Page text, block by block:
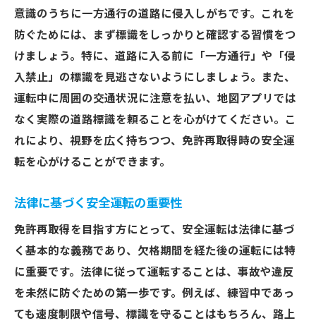
意識のうちに一方通行の道路に侵入しがちです。これを
防ぐためには、まず標識をしっかりと確認する習慣をつ
けましょう。特に、道路に入る前に「一方通行」や「侵
入禁止」の標識を見逃さないようにしましょう。また、
運転中に周囲の交通状況に注意を払い、地図アプリでは
なく実際の道路標識を頼ることを心がけてください。こ
れにより、視野を広く持ちつつ、免許再取得時の安全運
転を心がけることができます。
法律に基づく安全運転の重要性
免許再取得を目指す方にとって、安全運転は法律に基づ
く基本的な義務であり、欠格期間を経た後の運転には特
に重要です。法律に従って運転することは、事故や違反
を未然に防ぐための第一歩です。例えば、練習中であっ
ても速度制限や信号、標識を守ることはもちろん、路上